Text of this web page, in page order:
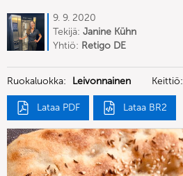
9. 9. 2020
Tekijä: Janine Kühn
Yhtiö: Retigo DE
Ruokaluokka: Leivonnainen Keittiö:
Lataa PDF Lataa BR2